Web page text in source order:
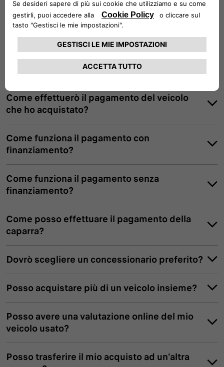
Non ho ancora ricevuto la conferma della mia
registrazione. Perché?
PURCHASE
Come effettuerò il pagamento del veicolo
che ho acquistato?
Come funziona il pagamento con
finanziamento?
Come funziona il pagamento senza
finanziamento?
Come posso effettuare il pagamento della
caparra?
Dovrò scegliere un concessionario preferito?
Posso acquistare più di un veicolo insieme?
Posso avere una valutazione online del mio
veicolo usato?
Posso trasferire il mio acquisto ad un’altra